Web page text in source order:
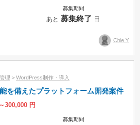
募集期間
あと募集終了 日
Chie Y
理 > WordPress制作・導入
を備えたプラットフォーム開発案件
300,000 円
募集期間